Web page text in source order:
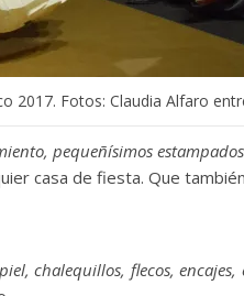
2017. Fotos: Claudia Alfaro
pequeñísimos
casa de fiesta. Que
chalequillos, flecos, encajes,